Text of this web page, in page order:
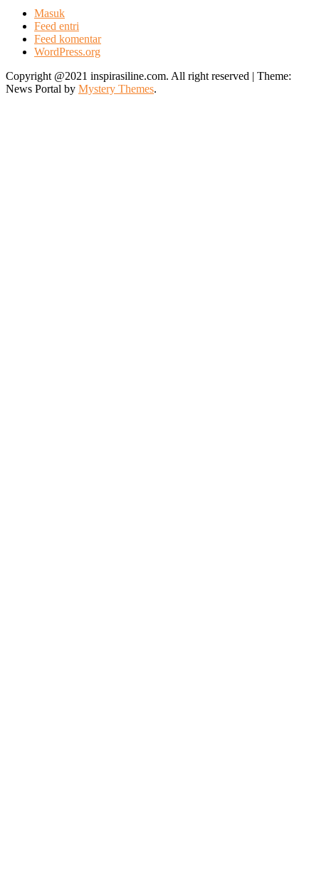
Masuk
Feed entri
Feed komentar
WordPress.org
Copyright @2021 inspirasiline.com. All right reserved | Theme:
News Portal by Mystery Themes.